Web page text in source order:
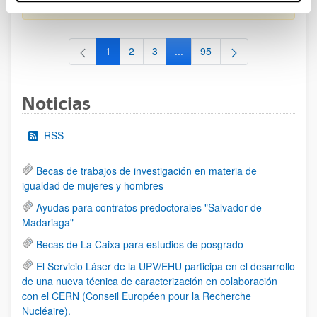
al 30/07/2026 (ambos incluídos)
Página
1 Página
2 Página
3 ...Páginas intermedias Use TAB
Página
95
Noticias
RSS
Becas de trabajos de investigación en materia de
igualdad de mujeres y hombres
Ayudas para contratos predoctorales "Salvador de
Madariaga"
Becas de La Caixa para estudios de posgrado
El Servicio Láser de la UPV/EHU participa en el desarrollo
de una nueva técnica de caracterización en colaboración
con el CERN (Conseil Européen pour la Recherche
Nucléaire).